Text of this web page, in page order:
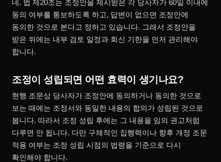
네. 법 제20조는 조정안을 제시받은 각 당사자가 60일 이내에
동의 여부를 통보하도록 하고, 답변이 없으면 조정안에
동의한 것으로 본다고 정하고 있습니다. 그래서 조정안을
받은 뒤에는 내부 검토 일정과 회신 기한을 먼저 관리해야
합니다.
조정이 성립되면 어떤 효력이 생기나요?
현행 조문상 당사자가 조정안에 동의하거나 동의한 것으로
보는 때에는 조정서와 동일한 내용의 합의가 성립된 것으로
봅니다. 따라서 조정 성립 후에는 그 내용을 임의 권고처럼
다루면 안 됩니다. 다만 구체적인 집행력이나 향후 개정 조문
적용 여부는 조정 성립 시점의 법령을 기준으로 다시
확인해야 합니다.